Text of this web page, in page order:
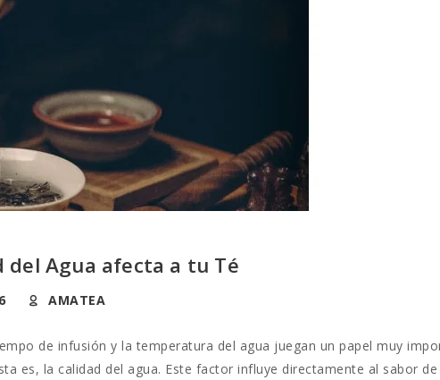
del Agua afecta a tu Té
AMATEA
de infusión y la temperatura del agua juegan un papel muy
es, la calidad del agua. Este factor influye directamente al sabor